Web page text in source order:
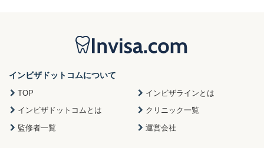
インビザドットコムについて
TOP
インビザラインとは
インビザドットコムとは
クリニック一覧
監修者一覧
運営会社